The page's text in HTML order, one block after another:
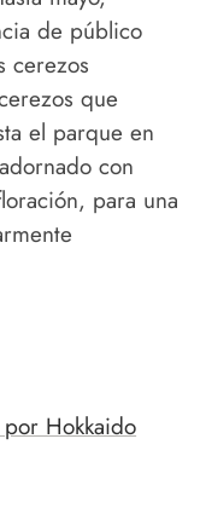
de público
cerezos
que
el parque en
con
para una
Hokkaido